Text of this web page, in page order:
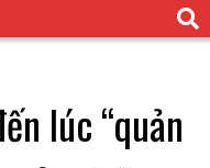
lúc “quản